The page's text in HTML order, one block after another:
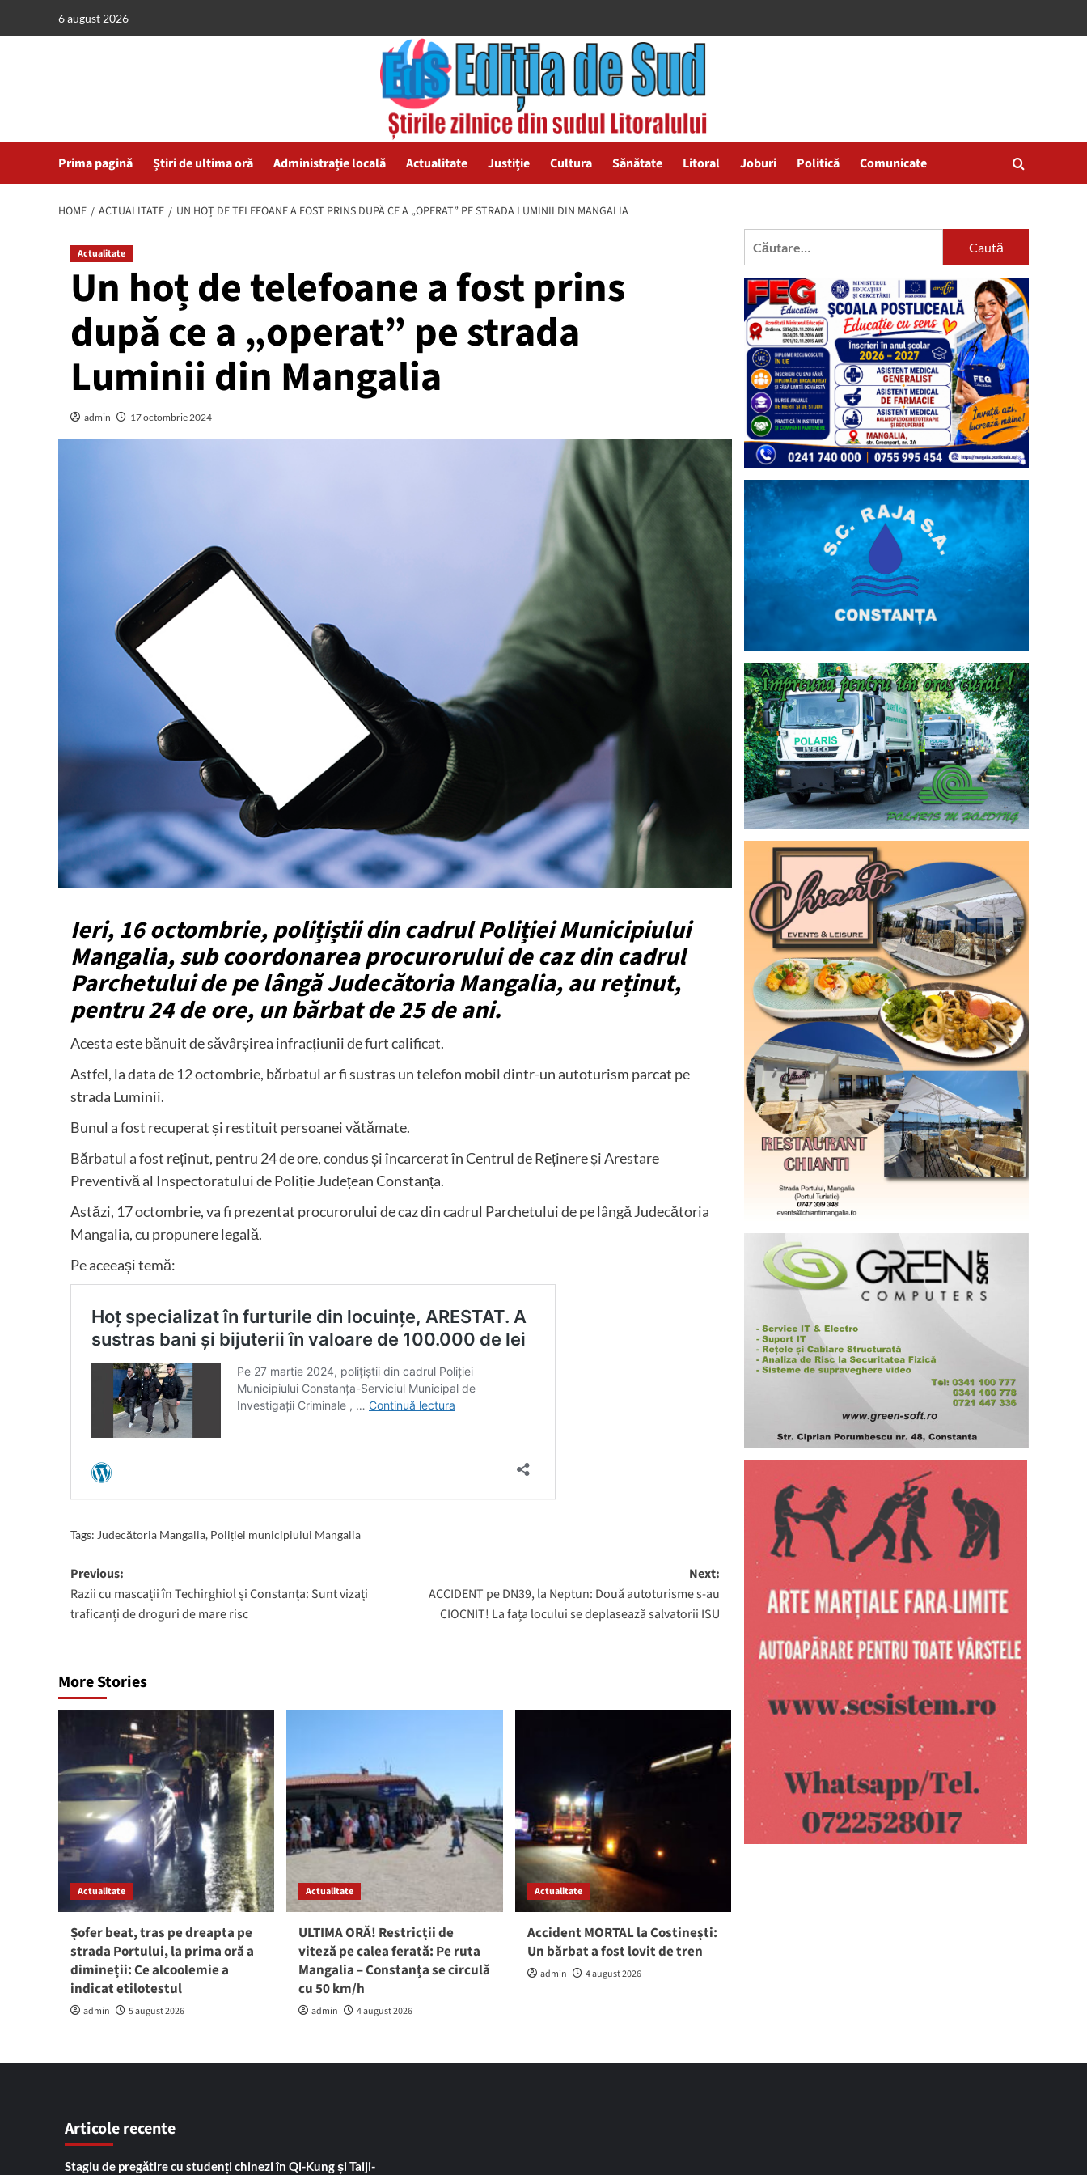
6 august 2026
Prima pagină Știri de ultima oră Administrație locală Actualitate Justiție Cultura Sănătate Litoral Joburi Politică Comunicate
HOME ACTUALITATE UN HOȚ DE TELEFOANE A FOST PRINS DUPĂ CE A „OPERAT” PE STRADA LUMINII DIN MANGALIA
Actualitate
Un hoț de telefoane a fost prins
după ce a „operat” pe strada
Luminii din Mangalia
admin 17 octombrie 2024
Ieri, 16 octombrie, polițiștii din cadrul Poliției Municipiului
Mangalia, sub coordonarea procurorului de caz din cadrul
Parchetului de pe lângă Judecătoria Mangalia, au reținut,
pentru 24 de ore, un bărbat de 25 de ani.
Acesta este bănuit de săvârșirea infracțiunii de furt calificat.
Astfel, la data de 12 octombrie, bărbatul ar fi sustras un telefon mobil dintr-un autoturism parcat pe
strada Luminii.
Bunul a fost recuperat și restituit persoanei vătămate.
Bărbatul a fost reținut, pentru 24 de ore, condus și încarcerat în Centrul de Reținere și Arestare
Preventivă al Inspectoratului de Poliție Județean Constanța.
Astăzi, 17 octombrie, va fi prezentat procurorului de caz din cadrul Parchetului de pe lângă Judecătoria
Mangalia, cu propunere legală.
Pe aceeași temă:
Tags: Judecătoria Mangalia, Poliției municipiului Mangalia
Post
navigation
Previous:
Razii cu mascații în Techirghiol și Constanța: Sunt vizați
traficanți de droguri de mare risc
Next:
ACCIDENT pe DN39, la Neptun: Două autoturisme s-au
CIOCNIT! La fața locului se deplasează salvatorii ISU
More Stories
Actualitate
Șofer beat, tras pe dreapta pe
strada Portului, la prima oră a
dimineții: Ce alcoolemie a
indicat etilotestul
admin 5 august 2026
Actualitate
ULTIMA ORĂ! Restricții de
viteză pe calea ferată: Pe ruta
Mangalia – Constanța se circulă
cu 50 km/h
admin 4 august 2026
Actualitate
Accident MORTAL la Costinești:
Un bărbat a fost lovit de tren
admin 4 august 2026
Caută
Articole recente
Stagiu de pregătire cu studenți chinezi în Qi-Kung și Taiji-